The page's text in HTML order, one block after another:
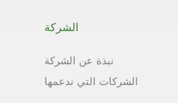
الشركة
نبذة عن الشركة
الشركات التي ندعمها